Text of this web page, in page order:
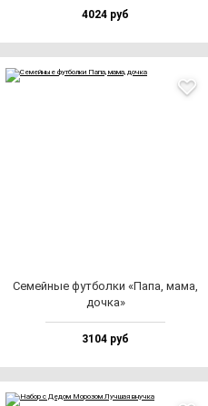
4024 руб
Семей­ные фут­бол­ки «Папа, ма­ма,
доч­ка»
3104 руб